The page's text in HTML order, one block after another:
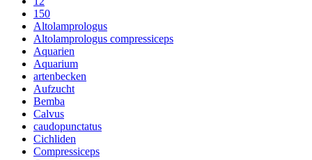
150
Altolamprologus
Altolamprologus compressiceps
Aquarien
Aquarium
artenbecken
Aufzucht
Bemba
Calvus
caudopunctatus
Cichliden
Compressiceps